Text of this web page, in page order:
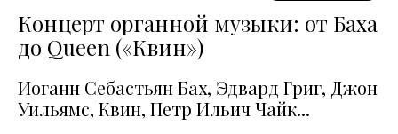
Концерт органной музыки: от Баха
до Queen («Квин»)
Иоганн Себастьян Бах, Эдвард Григ, Джон
Уильямс, Квин, Петр Ильич Чайк...